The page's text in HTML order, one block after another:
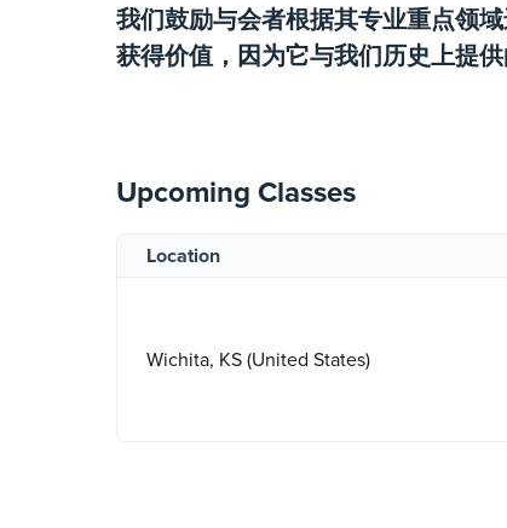
我们鼓励与会者根据其专业重点领
获得价值，因为它与我们历史上提供
Upcoming Classes
Location
Wichita, KS (United States)